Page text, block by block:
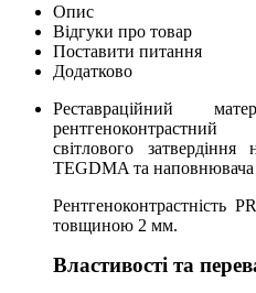
Опис
Відгуки про товар
Поставити питання
Додатково
Реставраційний
світлового
TEGDMA та наповнювача
Рентгеноконтрастність
товщиною 2 мм.
Властивості та